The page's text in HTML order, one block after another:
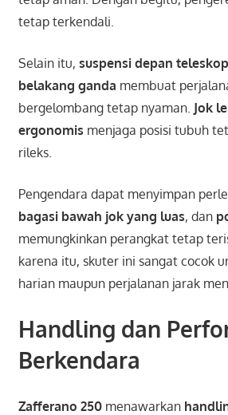
tetap terkendali.
Selain itu, suspensi depan
belakang ganda membuat
bergelombang tetap nyaman. Jok
ergonomis menjaga posisi tubuh
rileks.
Pengendara dapat menyimpan
bagasi bawah jok yang luas, dan
memungkinkan perangkat tetap
karena itu, skuter ini sangat cocok
harian maupun perjalanan jarak
Handling dan
Berkendara
Zafferano 250menawarkan